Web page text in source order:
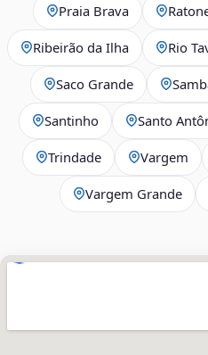
Praia Brava
Ribeirão da Ilha Rio
Saco Grande
Santinho Santo
Trindade Vargem
Vargem Grande